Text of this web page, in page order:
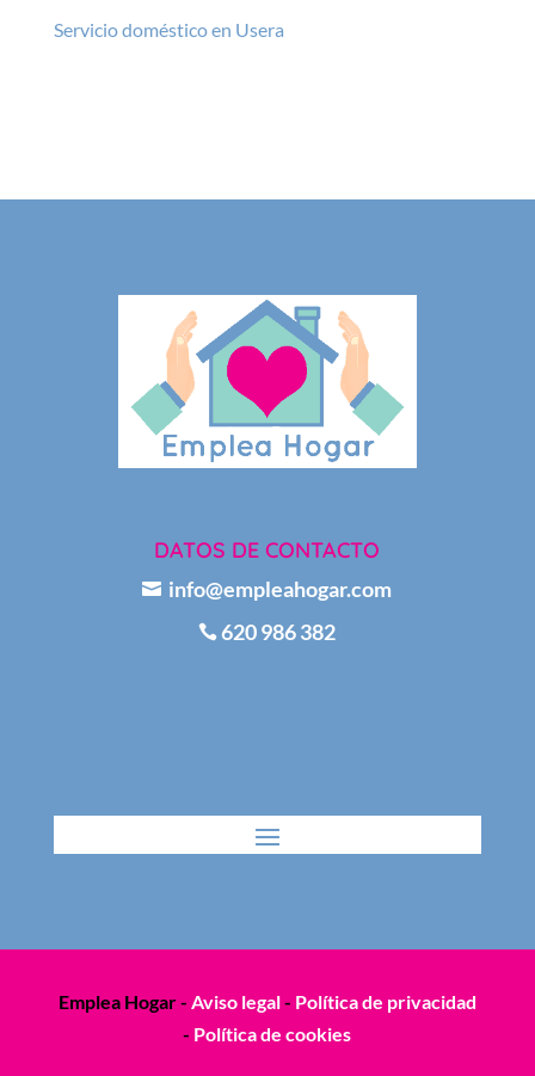
Servicio doméstico en Usera
DATOS DE CONTACTO
 info@empleahogar.com
 620 986 382
Emplea Hogar - Aviso legal- Política de privacidad
- Política de cookies